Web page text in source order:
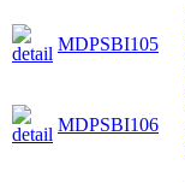
MDPSBI105
MDPSBI106